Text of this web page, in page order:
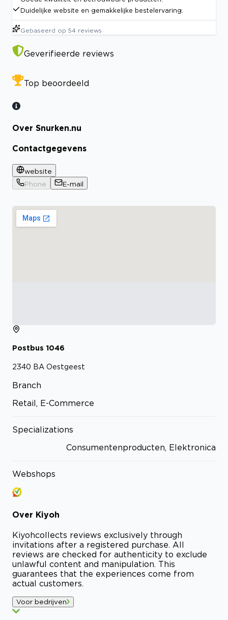
Duidelijke website en gemakkelijke bestelervaring.
Gebaseerd op 54 reviews
Geverifieerde reviews
Top beoordeeld
Over Snurken.nu
Contactgegevens
website
Phone
E-mail
Postbus 1046
2340 BA Oestgeest
Branch
Retail, E-Commerce
Specializations
Consumentenproducten, Elektronica
Webshops
Over Kiyoh
Kiyohcollects reviews exclusively through
invitations after a registered purchase. All
reviews are checked for authenticity to exclude
unlawful content and manipulation. This
guarantees that the experiences come from
actual customers.
Voor bedrijven